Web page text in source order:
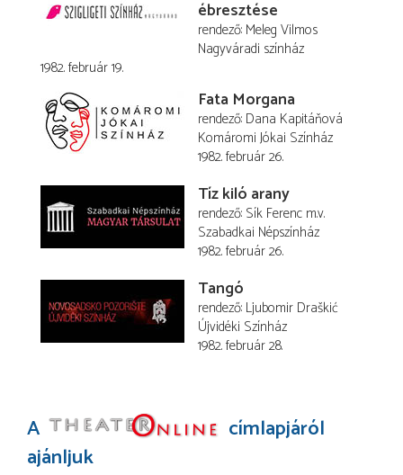
ébresztése
rendező Meleg Vilmos
Nagyváradi színház
1982. február 19.
Fata Morgana
rendező Dana Kapitáňová
Komáromi Jókai Színház
1982. február 26.
Tíz kiló arany
rendező Sík Ferenc m.v.
Szabadkai Népszínház
1982. február 26.
Tangó
rendező Ljubomir Draškić
Újvidéki Színház
1982. február 28.
A
címlapjáról
ajánljuk